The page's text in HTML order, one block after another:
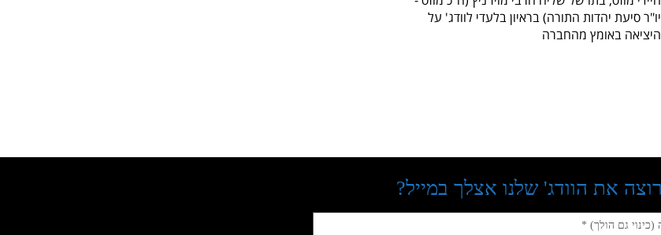
יו"ר סיעת יהדות התורה) בראיון בלעדי לוודג' על
היציאה באומץ מהחברה